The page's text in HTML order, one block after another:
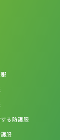
る防護服
服